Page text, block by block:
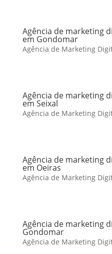
Agência de marketing
em Gondomar
Agência de Marketing
Agência de marketing
em Seixal
Agência de Marketing
Agência de marketing
em Oeiras
Agência de Marketing
Agência de marketing
Gondomar
Agência de Marketing